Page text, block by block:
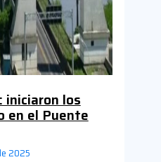
iniciaron los
en el Puente
2025